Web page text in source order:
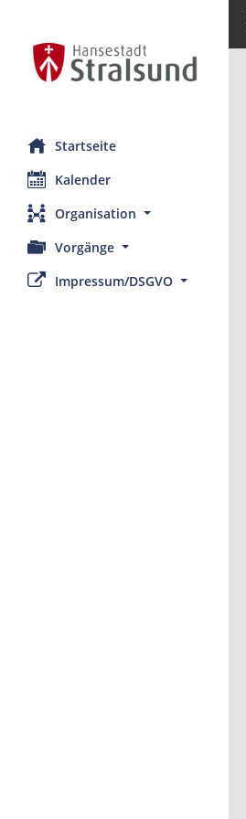
Startseite
Kalender
Organisation
Vorgänge
Impressum/DSGVO